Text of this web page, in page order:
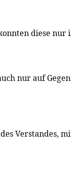
diese nur
nur auf
Verstandes,